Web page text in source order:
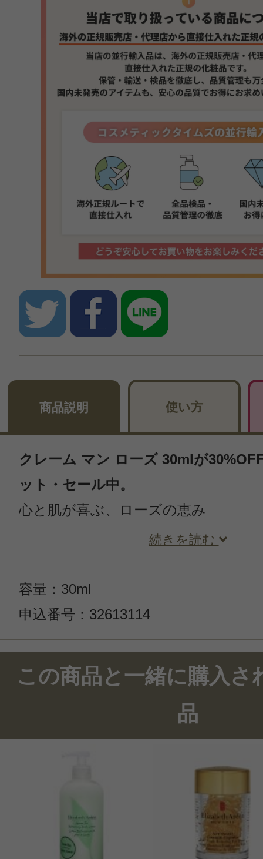
商品説明 使い方
クレーム マン ローズ 30mlが
ット・セール中。
心と肌が喜ぶ、ローズの恵み
続きを読む
容量：30ml
申込番号：32613114
このコスメのレビューを書いて
クチコミを投稿する
この商品と一緒に購入さ
品